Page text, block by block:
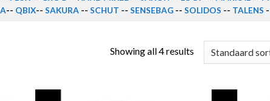
-- QBIX-- SAKURA -- SCHUT -- SENSEBAG -- SOLIDOS -- TALENS
Showing all 4 results